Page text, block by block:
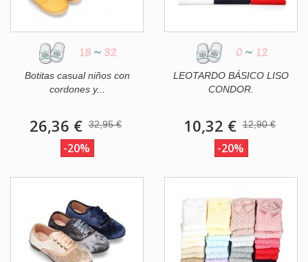
18 ~ 32
Botitas casual niños con
cordones y...
26,36 € 32,95 €
-20%
0 ~12
LEOTARDO BÁSICO LISO
CONDOR.
10,32 € 12,90 €
-20%